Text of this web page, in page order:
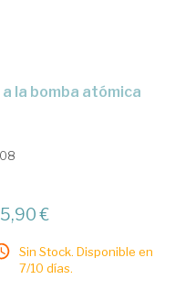
€
Sin Stock. Disponible en
7/10 días.